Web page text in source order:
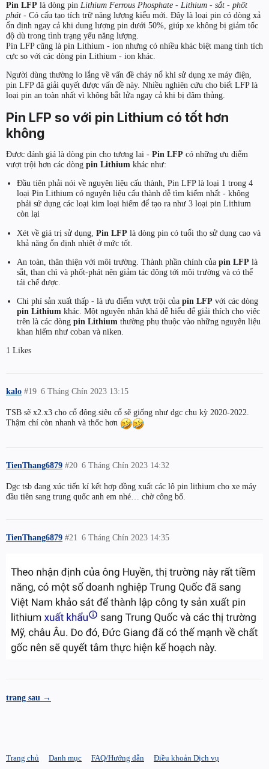
Pin LFP là dòng pin Lithium Ferrous Phosphate - Lithium - sắt - phốt
phát - Có cấu tạo tích trữ năng lượng kiểu mới. Đây là loại pin có dòng xả
ổn định ngay cả khi dung lượng pin dưới 50%, giúp xe không bị giảm tốc
độ dù trong tình trạng yếu năng lượng.
Pin LFP cũng là pin Lithium - ion nhưng có nhiều khác biệt mang tính tích
cực so với các dòng pin Lithium - ion khác.
Người dùng thường lo lắng về vấn đề cháy nổ khi sử dụng xe máy điện,
pin LFP đã giải quyết được vấn đề này. Nhiều nghiên cứu cho biết LFP là
loại pin an toàn nhất vì không bắt lửa ngay cả khi bị đâm thủng.
Pin LFP so với pin Lithium có tốt hơn
không
Được đánh giá là dòng pin cho tương lai - Pin LFP có những ưu điểm
vượt trội hơn các dòng pin Lithium khác như:
Đầu tiên phải nói về nguyên liệu cấu thành, Pin LFP là loại 1 trong 4
loại Pin Lithium có nguyên liệu cấu thành dễ tìm kiếm nhất - không
phải sử dụng các loại kim loại hiếm để tạo ra như 3 loại pin Lithium
còn lại
Xét về giá trị sử dụng, Pin LFP là dòng pin có tuổi thọ sử dụng cao và
khả năng ổn định nhiệt ở mức tốt.
An toàn, thân thiện với môi trường. Thành phần chính của pin LFP là
sắt, than chì và phốt-phát nên giảm tác đông tới môi trường và có thể
tái chế được.
Chi phí sản xuất thấp - là ưu điểm vượt trội của pin LFP với các dòng
pin Lithium khác. Một nguyên nhân khá dễ hiểu để giải thích cho việc
trên là các dòng pin Lithium thường phụ thuộc vào những nguyên liệu
khan hiếm như coban và niken.
1 Likes
kalo 6 Tháng Chín 2023 13:15
#19
TSB sẽ x2.x3 cho cổ đông.siêu cổ sẽ giống như dgc chu kỳ 2020-2022.
Thậm chí còn nhanh và thốc hơn
TienThang6879 6 Tháng Chín 2023 14:32
#20
Dgc tsb đang xúc tiến kí kết hợp đồng xuất các lô pin lithium cho xe máy
đầu tiên sang trung quốc anh em nhé… chờ công bố.
TienThang6879 6 Tháng Chín 2023 14:35
#21
trang sau →
Trang chủ Danh mục FAQ/Hướng dẫn Điều khoản Dịch vụ